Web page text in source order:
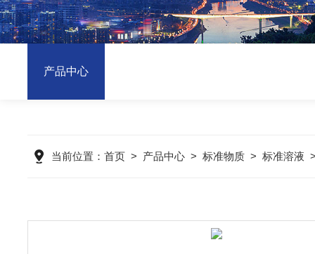
产品中心
当前位置： 首页 > 产品中心 > 标准物质 > 标准溶液